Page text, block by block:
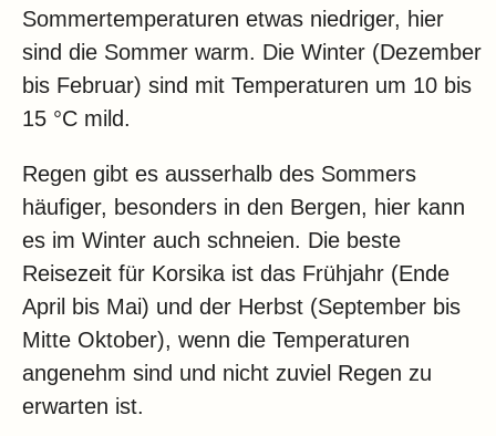
Sommertemperaturen etwas niedriger, hier
sind die Sommer warm. Die Winter (Dezember
bis Februar) sind mit Temperaturen um 10 bis
15 °C mild.
Regen gibt es ausserhalb des Sommers
häufiger, besonders in den Bergen, hier kann
es im Winter auch schneien. Die beste
Reisezeit für Korsika ist das Frühjahr (Ende
April bis Mai) und der Herbst (September bis
Mitte Oktober), wenn die Temperaturen
angenehm sind und nicht zuviel Regen zu
erwarten ist.